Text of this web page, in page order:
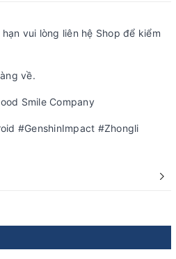
vui lòng liên hệ Shop để kiểm
về.
Smile Company
#GenshinImpact #Zhongli